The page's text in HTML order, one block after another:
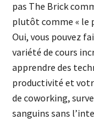
pas The Brick
plutôt comme « le
Oui, vous pouvez
variété de cours
apprendre des
productivité et
de coworking,
sanguins sans